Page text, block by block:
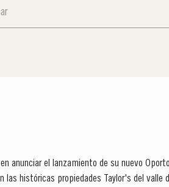
en anunciar el lanzamiento de su nuevo
las históricas propiedades Taylor's del valle